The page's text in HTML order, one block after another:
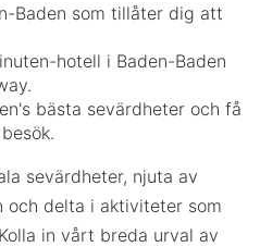
Baden som tillåter dig att
hotell i Baden-Baden
bästa sevärdheter och få
sevärdheter, njuta av
och delta i aktiviteter som
in vårt breda urval av